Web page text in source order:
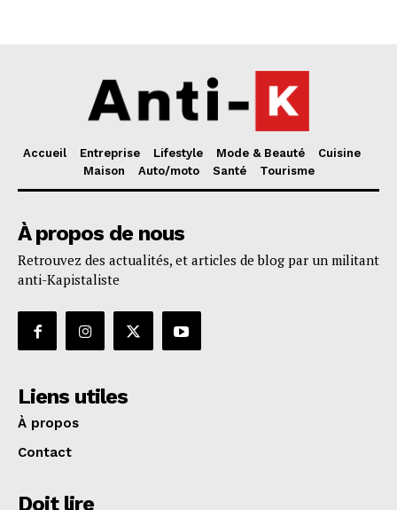
Accueil Entreprise Lifestyle Mode & Beauté
Cuisine
Maison
Auto/moto Santé Tourisme
À propos de nous
Retrouvez des actualités, et articles de blog par un militant
anti-Kapistaliste
Liens utiles
À propos
Contact
Doit lire